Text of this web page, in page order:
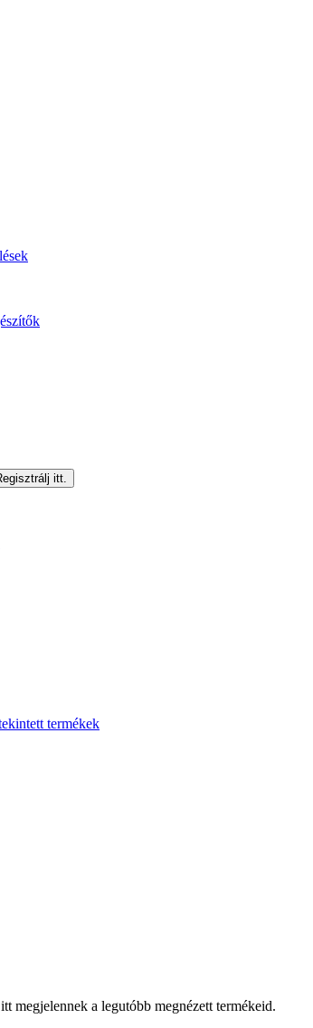
itt.
termékek
megjelennek a legutóbb megnézett termékeid.